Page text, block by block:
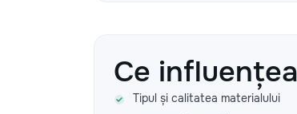
Ce
Tipul și calitatea materialului